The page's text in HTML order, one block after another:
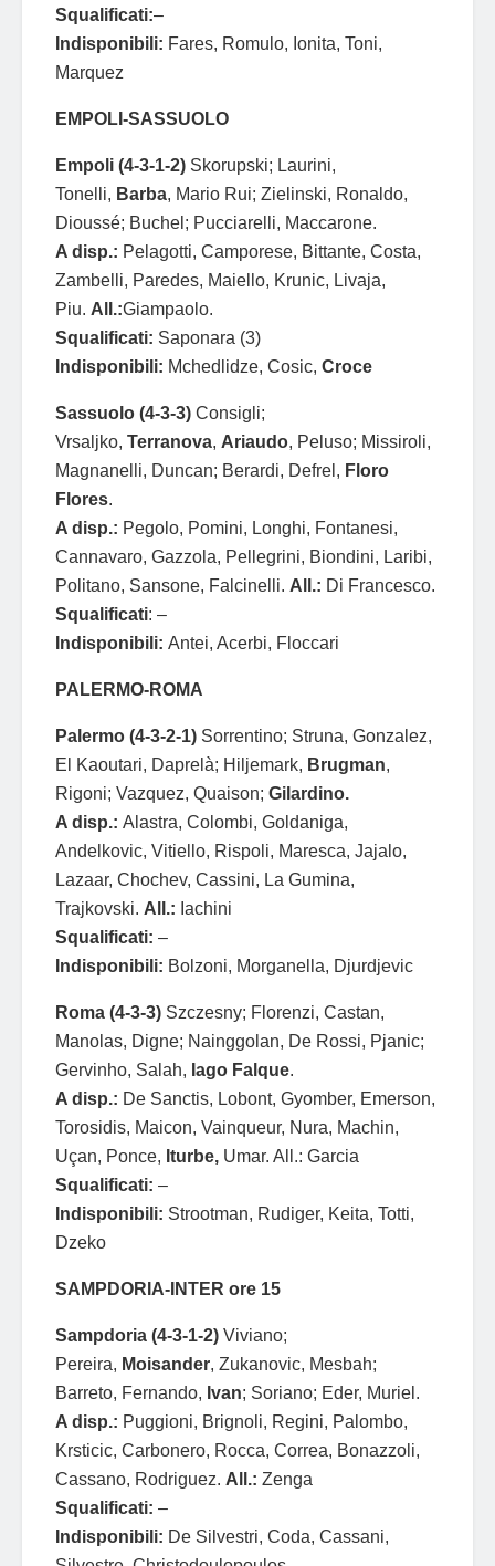
Squalificati:–
Indisponibili: Fares, Romulo, Ionita, Toni,
Marquez
EMPOLI-SASSUOLO
Empoli (4-3-1-2) Skorupski; Laurini,
Tonelli, Barba, Mario Rui; Zielinski, Ronaldo,
Dioussé; Buchel; Pucciarelli, Maccarone.
A disp.: Pelagotti, Camporese, Bittante, Costa,
Zambelli, Paredes, Maiello, Krunic, Livaja,
Piu. All.:Giampaolo.
Squalificati: Saponara (3)
Indisponibili: Mchedlidze, Cosic, Croce
Sassuolo (4-3-3) Consigli;
Vrsaljko, Terranova, Ariaudo, Peluso; Missiroli,
Magnanelli, Duncan; Berardi, Defrel, Floro
Flores.
A disp.: Pegolo, Pomini, Longhi, Fontanesi,
Cannavaro, Gazzola, Pellegrini, Biondini, Laribi,
Politano, Sansone, Falcinelli. All.: Di Francesco.
Squalificati: –
Indisponibili: Antei, Acerbi, Floccari
PALERMO-ROMA
Palermo (4-3-2-1) Sorrentino; Struna, Gonzalez,
El Kaoutari, Daprelà; Hiljemark, Brugman,
Rigoni; Vazquez, Quaison; Gilardino.
A disp.: Alastra, Colombi, Goldaniga,
Andelkovic, Vitiello, Rispoli, Maresca, Jajalo,
Lazaar, Chochev, Cassini, La Gumina,
Trajkovski. All.: Iachini
Squalificati: –
Indisponibili: Bolzoni, Morganella, Djurdjevic
Roma (4-3-3) Szczesny; Florenzi, Castan,
Manolas, Digne; Nainggolan, De Rossi, Pjanic;
Gervinho, Salah, Iago Falque.
A disp.: De Sanctis, Lobont, Gyomber, Emerson,
Torosidis, Maicon, Vainqueur, Nura, Machin,
Uçan, Ponce, Iturbe, Umar. All.: Garcia
Squalificati: –
Indisponibili: Strootman, Rudiger, Keita, Totti,
Dzeko
SAMPDORIA-INTER ore 15
Sampdoria (4-3-1-2) Viviano;
Pereira, Moisander, Zukanovic, Mesbah;
Barreto, Fernando, Ivan; Soriano; Eder, Muriel.
A disp.: Puggioni, Brignoli, Regini, Palombo,
Krsticic, Carbonero, Rocca, Correa, Bonazzoli,
Cassano, Rodriguez. All.: Zenga
Squalificati: –
Indisponibili: De Silvestri, Coda, Cassani,